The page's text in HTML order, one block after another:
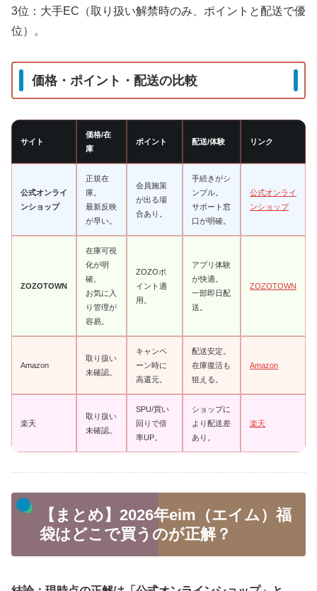
3位：大手EC（取り扱い解禁時のみ、ポイントと配送で優
位）。
価格・ポイント・配送の比較
サイト
価格/在
庫
ポイント 配送/体験 リンク
公式オンライ
ンショップ
正規在
庫。
最新反映
が早い。
会員施策
が出る場
合あり。
手続きがシ
ンプル。
サポート窓
口が明確。
公式オンライ
ンショップ
ZOZOTOWN
在庫可視
化が明
確。
お気に入
り管理が
容易。
ZOZOポ
イント適
用。
アプリ体験
が快適。
一部即日配
送。
ZOZOTOWN
Amazon
取り扱い
未確認。
キャンペ
ーン時に
高還元。
配送安定。
在庫復活も
狙える。
Amazon
楽天
取り扱い
未確認。
SPU/買い
回りで倍
率UP。
ショップに
より配送差
あり。
楽天
【まとめ】2026年eim（エイム）福
袋はどこで買うのが正解？